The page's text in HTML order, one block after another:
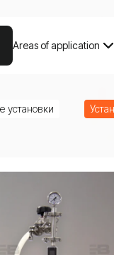
Areas of application
установки